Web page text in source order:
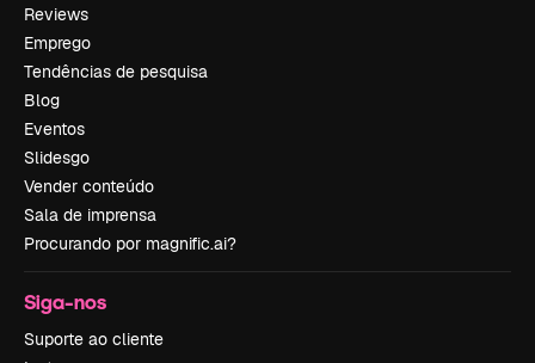
Reviews
Emprego
Tendências de pesquisa
Blog
Eventos
Slidesgo
Vender conteúdo
Sala de imprensa
Procurando por magnific.ai?
Siga-nos
Suporte ao cliente